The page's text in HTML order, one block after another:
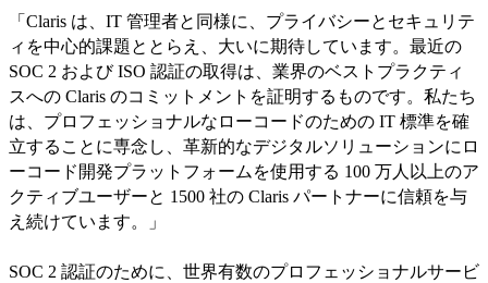
「Claris は、IT 管理者と同様に、プライバシーとセキュリテ
ィを中心的課題ととらえ、大いに期待しています。最近の
SOC 2 および ISO 認証の取得は、業界のベストプラクティ
スへの Claris のコミットメントを証明するものです。私たち
は、プロフェッショナルなローコードのための IT 標準を確
立することに専念し、革新的なデジタルソリューションにロ
ーコード開発プラットフォームを使用する 100 万人以上のア
クティブユーザーと 1500 社の Claris パートナーに信頼を与
え続けています。」
SOC 2 認証のために、世界有数のプロフェッショナルサービ